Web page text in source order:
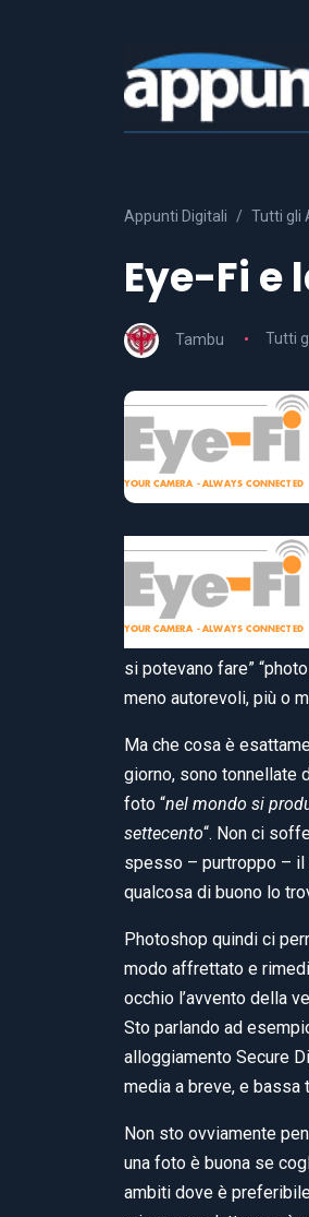
Appunti Digitali Tutti gli
Eye-Fi
Tambu Tutti
si potevano fare”
meno autorevoli, più o
Ma che cosa è
giorno, sono tonnellate
foto “nel mondo si
settecento“. Non ci
spesso – purtroppo – il
qualcosa di buono lo
Photoshop quindi ci
modo affrettato e
occhio l’avvento della
Sto parlando ad
alloggiamento Secure
media a breve, e bassa
Non sto ovviamente
una foto è buona se
ambiti dove è